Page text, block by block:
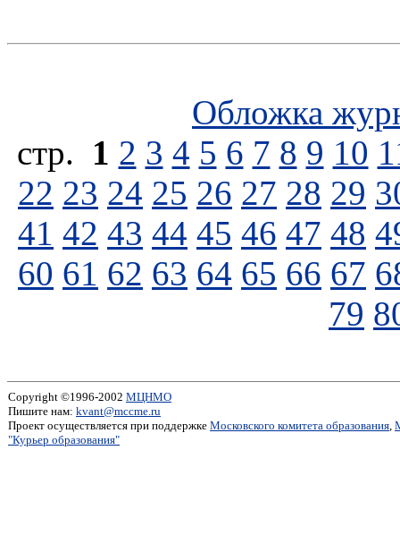
Обложка
стp. 1 2 3 4 5 6 7 8 9 10
22 23 24 25 26 27 28 29
41 42 43 44 45 46 47 48
60 61 62 63 64 65 66 67
79
Copyright ©1996-2002 МЦНМО
Пишите нам: kvant@mccme.ru
Проект осуществляется при поддержке Московского комитета образования,
"Курьер образования"